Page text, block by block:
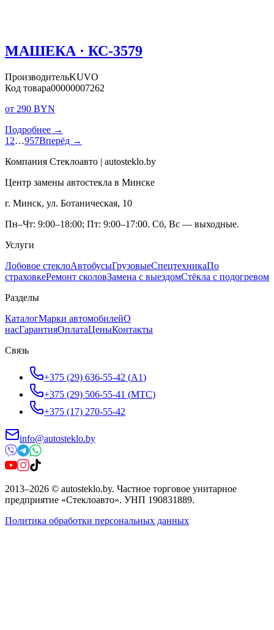
МАШЕКА · КС-3579
ПроизводительKUVO
Код товара00000007262
от 290 BYN
Подробнее →
1 2…957Вперёд →
Компания Стеклоавто | autosteklo.by
Центр замены автостекла в Минске
г. Минск, ул. Ботаническая, 10
Пн–Чт: 9:00–18:00; Пт: 9:00–17:00. Сб, Вс — выходные.
Услуги
Лобовое стеклоАвтобусыГрузовыеСпецтехникаПо
страховкеРемонт сколовЗамена с выездомСтёкла с подогревом
Разделы
КаталогМарки автомобилейО
насГарантияОплатаЦеныКонтакты
Связь
+375 (29) 636-55-42 (A1)
+375 (29) 506-55-41 (МТС)
+375 (17) 270-55-42
info@autosteklo.by
2013–2026 © autosteklo.by. Частное торговое унитарное
предприятие «Стеклоавто». УНП 190831889.
Политика обработки персональных данных